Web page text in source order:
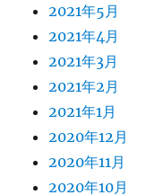
2021年5月
2021年4月
2021年3月
2021年2月
2021年1月
2020年12月
2020年11月
2020年10月